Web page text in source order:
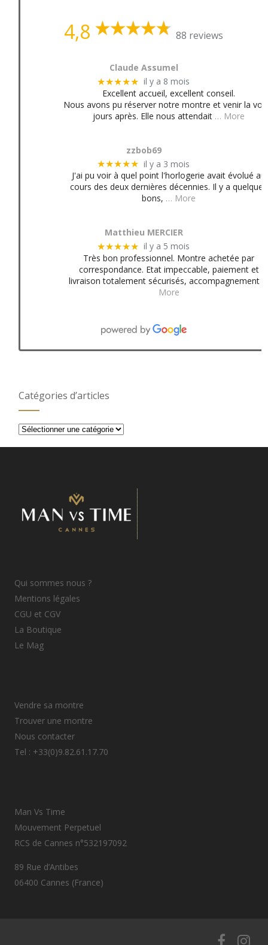
4,8 88 reviews
Claude Assumel
★★★★★ il y a 8 mois
Excellent accueil, excellent conseil.
Nous avons pu réserver notre montre et venir la
jours après. Elle nous attendait … More
zzbob69
★★★★★ il y a 3 mois
J'ai pu voir à quel point l'horlogerie avait évolué au
cours des deux dernières décennies. Il y a quelques
bons, … More
Matthieu MERCIER
★★★★★ il y a 5 mois
Très bon professionnel. Montre achetée par
correspondance. Etat impeccable, paiement et
livraison totalement sécurisés, accompagnement
More
Catégories d’articles
Catégories
Qui sommes nous ?
Mentions légales
CGU et CGV
La Boutique
Le Mag
Vendre sa montre
Trouver une montre
Nous contacter
Tel : +33(0)9.82.61.17.70
Man Vs Time
Mouvement Perpetuel
RCS de Cannes n°532197092
89 Rue d’Antibes
06400 Cannes (France)